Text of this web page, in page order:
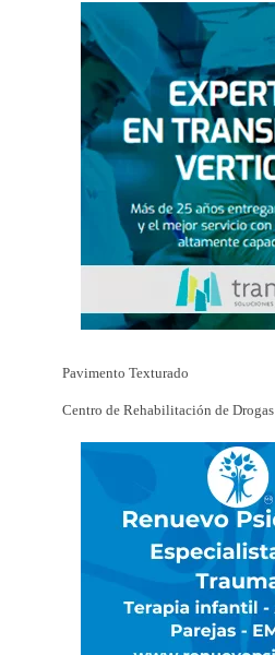
Pavimento Texturado
Centro de Rehabilitación de Drogas